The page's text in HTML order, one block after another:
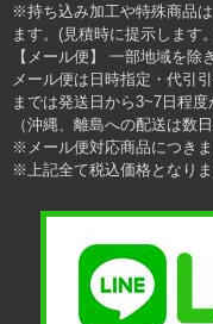
※持ち込み加工や特殊商品
ます。(見積時に提示します
【メール便】 一部地域を除
メール便は日時指定・代引
までは発送日から3~7日程
（沖縄、離島への配送は数
※メール便対応商品につき
※上記全て税込価格となりま